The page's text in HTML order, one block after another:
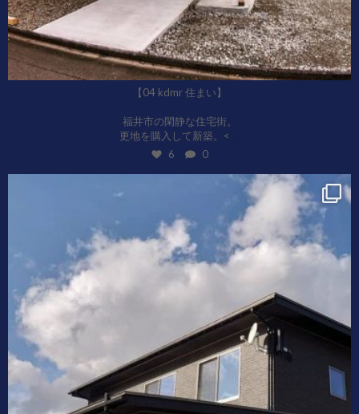
【04 kdmr 住まい】
福井市の閑静な住宅街。
更地を購入して新築。<
6 0